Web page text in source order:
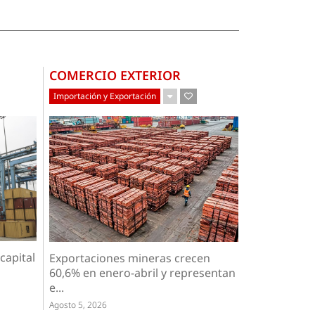
COMERCIO EXTERIOR
Importación y Exportación
Exportaciones mineras crecen
60,6% en enero-abril y representan
e...
Agosto 5, 2026